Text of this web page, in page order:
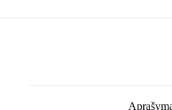
šalmukas